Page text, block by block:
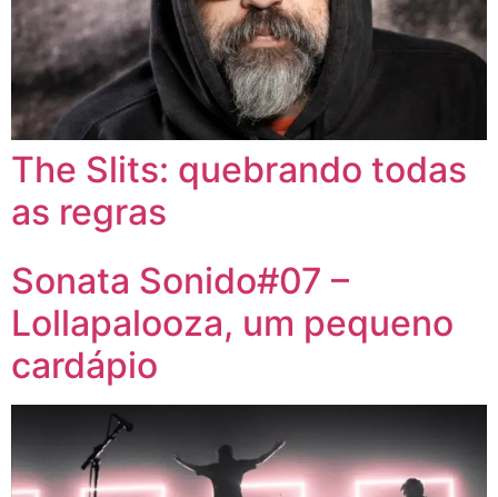
The Slits: quebrando todas
as regras
Sonata Sonido#07 –
Lollapalooza, um pequeno
cardápio